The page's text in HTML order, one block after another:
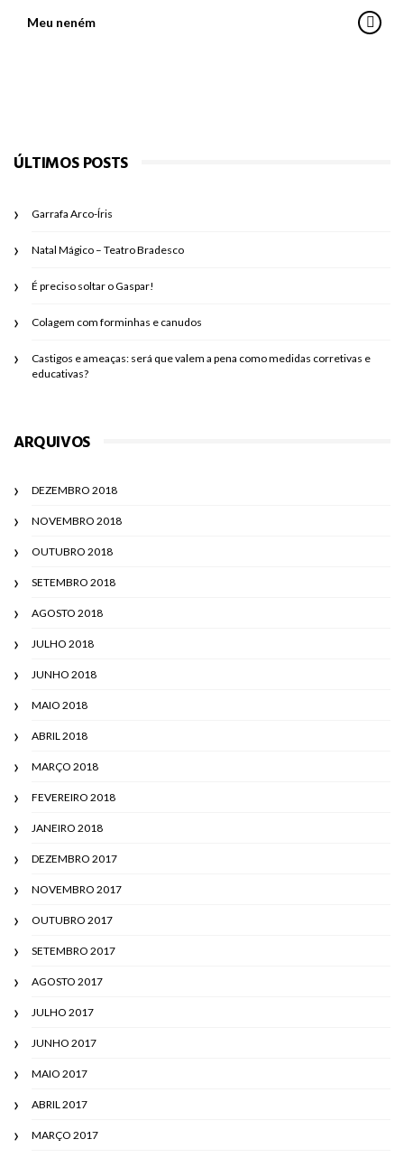
Meu neném
ÚLTIMOS POSTS
Garrafa Arco-Íris
Natal Mágico – Teatro Bradesco
É preciso soltar o Gaspar!
Colagem com forminhas e canudos
Castigos e ameaças: será que valem a pena como medidas corretivas e
educativas?
ARQUIVOS
DEZEMBRO 2018
NOVEMBRO 2018
OUTUBRO 2018
SETEMBRO 2018
AGOSTO 2018
JULHO 2018
JUNHO 2018
MAIO 2018
ABRIL 2018
MARÇO 2018
FEVEREIRO 2018
JANEIRO 2018
DEZEMBRO 2017
NOVEMBRO 2017
OUTUBRO 2017
SETEMBRO 2017
AGOSTO 2017
JULHO 2017
JUNHO 2017
MAIO 2017
ABRIL 2017
MARÇO 2017